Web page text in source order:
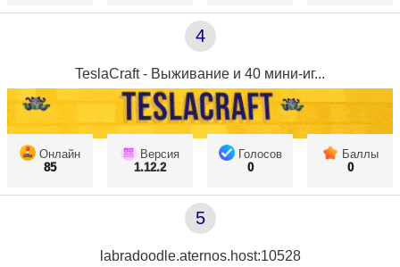
4
TeslaCraft - Выживание и 40 мини-иг...
Онлайн
85
Версия
1.12.2
Голосов
0
Баллы
0
5
labradoodle.aternos.host:10528